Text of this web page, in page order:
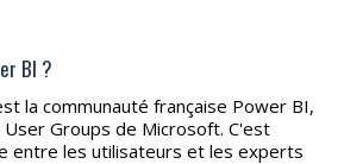
BI ?
Groups de Microsoft. C'est
entre les utilisateurs et les experts